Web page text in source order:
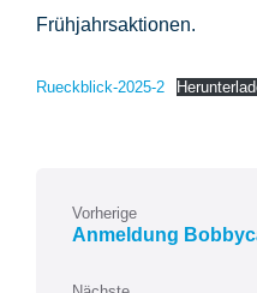
Frühjahrsaktionen.
Rueckblick-2025-2
Vorherige
Anmeldung